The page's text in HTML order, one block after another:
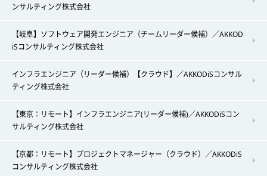
ンサルティング株式会社
【岐阜】ソフトウェア開発エンジニア（チームリーダー候補）／AKKOD
iSコンサルティング株式会社
インフラエンジニア（リーダー候補）【クラウド】／AKKODiSコンサル
ティング株式会社
【東京：リモート】インフラエンジニア(リーダー候補)／AKKODiSコン
サルティング株式会社
【京都：リモート】プロジェクトマネージャー（クラウド）／AKKODiS
コンサルティング株式会社